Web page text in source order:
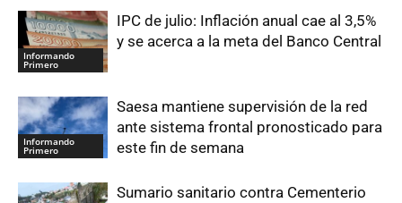
Informando
Primero
IPC de julio: Inflación anual cae al 3,5%
y se acerca a la meta del Banco Central
Informando
Primero
Saesa mantiene supervisión de la red
ante sistema frontal pronosticado para
este fin de semana
Sumario sanitario contra Cementerio